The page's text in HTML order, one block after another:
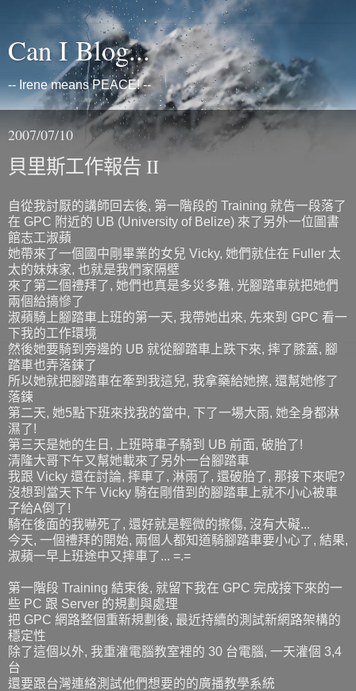
Can I Blog...
-- Irene means PEACE! --
2007/07/10
貝里斯工作報告 II
自從我討厭的講師回去後, 第一階段的 Training 就告一段落了
在 GPC 附近的 UB (University of Belize) 來了另外一位圖書
館志工淑蘋
她帶來了一個國中剛畢業的女兒 Vicky, 她們就住在 Fuller 太
太的妹妹家, 也就是我們家隔壁
來了第二個禮拜了, 她們也真是多災多難, 光腳踏車就把她們
兩個給搞慘了
淑蘋騎上腳踏車上班的第一天, 我帶她出來, 先來到 GPC 看一
下我的工作環境
然後她要騎到旁邊的 UB 就從腳踏車上跌下來, 摔了膝蓋, 腳
踏車也弄落鍊了
所以她就把腳踏車在牽到我這兒, 我拿藥給她擦, 還幫她修了
落鍊
第二天, 她5點下班來找我的當中, 下了一場大雨, 她全身都淋
濕了!
第三天是她的生日, 上班時車子騎到 UB 前面, 破胎了!
清隆大哥下午又幫她載來了另外一台腳踏車
我跟 Vicky 還在討論, 摔車了, 淋雨了, 還破胎了, 那接下來呢?
沒想到當天下午 Vicky 騎在剛借到的腳踏車上就不小心被車
子給A倒了!
騎在後面的我嚇死了, 還好就是輕微的擦傷, 沒有大礙...
今天, 一個禮拜的開始, 兩個人都知道騎腳踏車要小心了, 結果,
淑蘋一早上班途中又摔車了... =.=
第一階段 Training 結束後, 就留下我在 GPC 完成接下來的一
些 PC 跟 Server 的規劃與處理
把 GPC 網路整個重新規劃後, 最近持續的測試新網路架構的
穩定性
除了這個以外, 我重灌電腦教室裡的 30 台電腦, 一天灌個 3,4
台
還要跟台灣連絡測試他們想要的的廣播教學系統